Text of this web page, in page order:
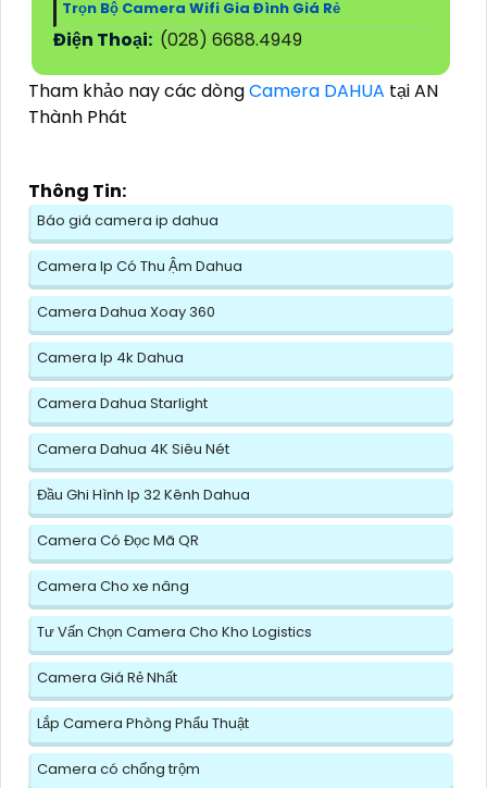
Trọn Bộ Camera Wifi Gia Đình Giá Rẻ
Điện Thoại: (028) 6688.4949
Tham khảo nay các dòngCamera DAHUA tại AN
Thành Phát
Thông Tin:
Báo giá camera ip dahua
Camera Ip Có Thu Ậm Dahua
Camera Dahua Xoay 360
Camera Ip 4k Dahua
Camera Dahua Starlight
Camera Dahua 4K Siêu Nét
Đầu Ghi Hình Ip 32 Kênh Dahua
Camera Có Đọc Mã QR
Camera Cho xe nâng
Tư Vấn Chọn Camera Cho Kho Logistics
Camera Giá Rẻ Nhất
Lắp Camera Phòng Phẩu Thuật
Camera có chống trộm